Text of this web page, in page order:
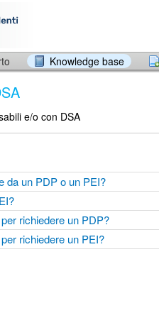
Knowledge base
e/o con DSA
da un PDP o un PEI?
richiedere un PDP?
richiedere un PEI?